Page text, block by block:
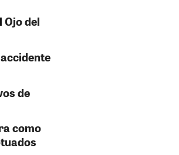
Ojo del
de
como